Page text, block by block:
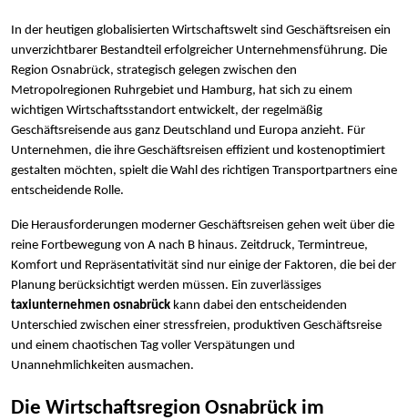
In der heutigen globalisierten Wirtschaftswelt sind Geschäftsreisen ein
unverzichtbarer Bestandteil erfolgreicher Unternehmensführung. Die
Region Osnabrück, strategisch gelegen zwischen den
Metropolregionen Ruhrgebiet und Hamburg, hat sich zu einem
wichtigen Wirtschaftsstandort entwickelt, der regelmäßig
Geschäftsreisende aus ganz Deutschland und Europa anzieht. Für
Unternehmen, die ihre Geschäftsreisen effizient und kostenoptimiert
gestalten möchten, spielt die Wahl des richtigen Transportpartners eine
entscheidende Rolle.
Die Herausforderungen moderner Geschäftsreisen gehen weit über die
reine Fortbewegung von A nach B hinaus. Zeitdruck, Termintreue,
Komfort und Repräsentativität sind nur einige der Faktoren, die bei der
Planung berücksichtigt werden müssen. Ein zuverlässiges
taxiunternehmen osnabrück kann dabei den entscheidenden
Unterschied zwischen einer stressfreien, produktiven Geschäftsreise
und einem chaotischen Tag voller Verspätungen und
Unannehmlichkeiten ausmachen.
Die Wirtschaftsregion Osnabrück im